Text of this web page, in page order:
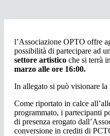
l’Associazione OPTO offre
possibilità di partecipare ad un
settore artistico che si terrà
marzo alle ore 16:00.
In allegato si può visionare la
Come riportato in calce
programmato, i partecipanti
di presenza erogato
conversione in crediti di